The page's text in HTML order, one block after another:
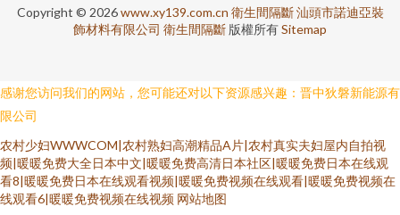
Copyright © 2026www.xy139.com.cn 衛生間隔斷 汕頭市諾迪亞裝
飾材料有限公司 衛生間隔斷 版權所有Sitemap
感谢您访问我们的网站，您可能还对以下资源感兴趣：晋中狄磐新能源有
限公司
农村少妇WWWCOM|农村熟妇高潮精品A片|农村真实夫妇屋内自拍视
频|暖暖免费大全日本中文|暖暖免费高清日本社区|暖暖免费日本在线观
看8|暖暖免费日本在线观看视频|暖暖免费视频在线观看|暖暖免费视频在
线观看6|暖暖免费视频在线视频 网站地图